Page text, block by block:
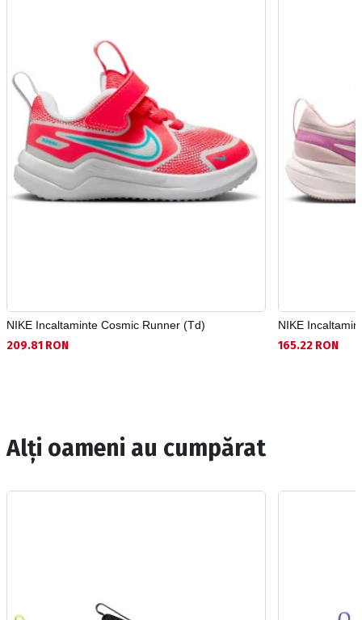
NIKE Incaltaminte Cosmic Runner (Td)
209.81 RON
NIKE
165.22 RON
Alți oameni au cumpărat